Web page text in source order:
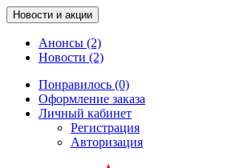
Новости и акции
Анонсы (2)
Новости (2)
Понравилось (0)
Оформление заказа
Личный кабинет
Регистрация
Авторизация